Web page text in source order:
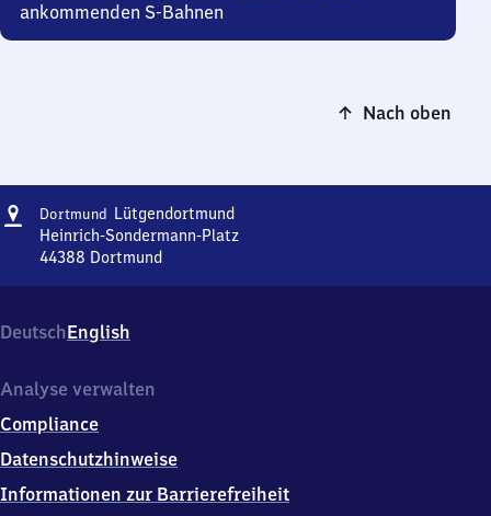
ankommenden S-Bahnen
Nach oben
Adresse
Dortmund LütgendortmundDortmund-
Lütgendortmund
Heinrich-Sondermann-Platz
44388 Dortmund
Heinrich-
Sondermann-
4
3
8
Dortmund
DeutschEnglish
Analyse verwalten
Compliance
Datenschutzhinweise
Informationen zur Barrierefreiheit